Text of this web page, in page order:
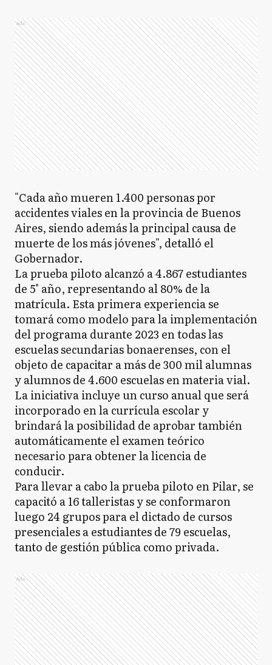
Ads
"Cada año mueren 1.400 personas por
accidentes viales en la provincia de Buenos
Aires, siendo además la principal causa de
muerte de los más jóvenes", detalló el
Gobernador.
La prueba piloto alcanzó a 4.867 estudiantes
de 5° año, representando al 80% de la
matrícula. Esta primera experiencia se
tomará como modelo para la implementación
del programa durante 2023 en todas las
escuelas secundarias bonaerenses, con el
objeto de capacitar a más de 300 mil alumnas
y alumnos de 4.600 escuelas en materia vial.
La iniciativa incluye un curso anual que será
incorporado en la currícula escolar y
brindará la posibilidad de aprobar también
automáticamente el examen teórico
necesario para obtener la licencia de
conducir.
Para llevar a cabo la prueba piloto en Pilar, se
capacitó a 16 talleristas y se conformaron
luego 24 grupos para el dictado de cursos
presenciales a estudiantes de 79 escuelas,
tanto de gestión pública como privada.
Ads